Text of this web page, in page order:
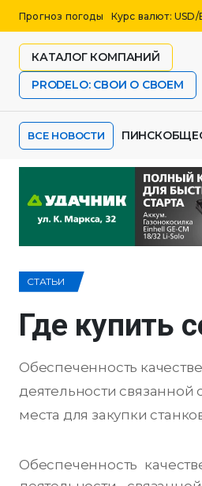
Прогноз погоды Курс валют: USD/
КАТАЛОГ КОМПАНИЙ
PRODELO: СВОИ О СВОЕМ
ВСЕ НОВОСТИ ПИНСК
СТАТЬИ
Где купить
Обеспеченность
деятельности
места для закупки
Обеспеченность